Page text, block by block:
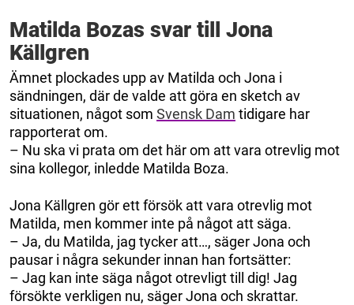
Matilda Bozas svar till Jona
Källgren
Ämnet plockades upp av Matilda och Jona i
sändningen, där de valde att göra en sketch av
situationen, något som Svensk Dam tidigare har
rapporterat om.
– Nu ska vi prata om det här om att vara otrevlig mot
sina kollegor, inledde Matilda Boza.
Jona Källgren gör ett försök att vara otrevlig mot
Matilda, men kommer inte på något att säga.
– Ja, du Matilda, jag tycker att…, säger Jona och
pausar i några sekunder innan han fortsätter:
– Jag kan inte säga något otrevligt till dig! Jag
försökte verkligen nu, säger Jona och skrattar.